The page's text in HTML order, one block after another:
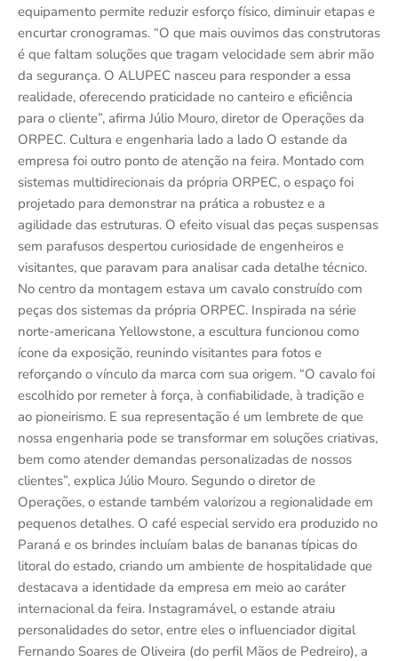
equipamento permite reduzir esforço físico, diminuir etapas e
encurtar cronogramas. “O que mais ouvimos das construtoras
é que faltam soluções que tragam velocidade sem abrir mão
da segurança. O ALUPEC nasceu para responder a essa
realidade, oferecendo praticidade no canteiro e eficiência
para o cliente”, afirma Júlio Mouro, diretor de Operações da
ORPEC. Cultura e engenharia lado a lado O estande da
empresa foi outro ponto de atenção na feira. Montado com
sistemas multidirecionais da própria ORPEC, o espaço foi
projetado para demonstrar na prática a robustez e a
agilidade das estruturas. O efeito visual das peças suspensas
sem parafusos despertou curiosidade de engenheiros e
visitantes, que paravam para analisar cada detalhe técnico.
No centro da montagem estava um cavalo construído com
peças dos sistemas da própria ORPEC. Inspirada na série
norte-americana Yellowstone, a escultura funcionou como
ícone da exposição, reunindo visitantes para fotos e
reforçando o vínculo da marca com sua origem. “O cavalo foi
escolhido por remeter à força, à confiabilidade, à tradição e
ao pioneirismo. E sua representação é um lembrete de que
nossa engenharia pode se transformar em soluções criativas,
bem como atender demandas personalizadas de nossos
clientes”, explica Júlio Mouro. Segundo o diretor de
Operações, o estande também valorizou a regionalidade em
pequenos detalhes. O café especial servido era produzido no
Paraná e os brindes incluíam balas de bananas típicas do
litoral do estado, criando um ambiente de hospitalidade que
destacava a identidade da empresa em meio ao caráter
internacional da feira. Instagramável, o estande atraiu
personalidades do setor, entre eles o influenciador digital
Fernando Soares de Oliveira (do perfil Mãos de Pedreiro), a